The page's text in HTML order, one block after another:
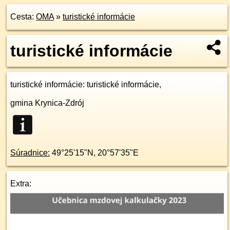
Cesta: OMA» turistické informácie
turistické informácie
turistické informácie: turistické informácie,
gmina Krynica-Zdrój
Súradnice: 49°25'15"N , 20°57'35"E
Extra: